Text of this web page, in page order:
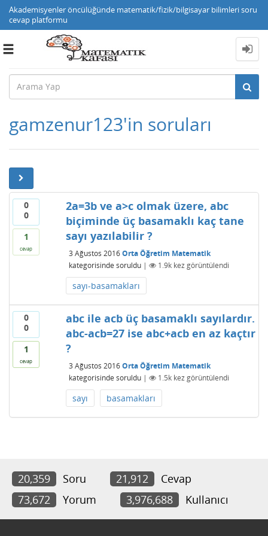
Akademisyenler öncülüğünde matematik/fizik/bilgisayar bilimleri soru
cevap platformu
Toggle
gamzenur123'in soruları
0
0
1
cevap
2a=3b ve a>c olmak üzere, abc
biçiminde üç basamaklı kaç tane
sayı yazılabilir ?
3 Ağustos 2016 Orta Öğretim Matematik
kategorisinde soruldu | 1.9kkez görüntülendi
sayı-basamakları
0
0
1
cevap
abc ile acb üç basamaklı sayılardır.
abc-acb=27 ise abc+acb en az kaçtır
?
3 Ağustos 2016 Orta Öğretim Matematik
kategorisinde soruldu | 1.5kkez görüntülendi
sayı basamakları
20,359 Soru 21,912
Cevap
73,672
Yorum 3,976,688 Kullanıcı